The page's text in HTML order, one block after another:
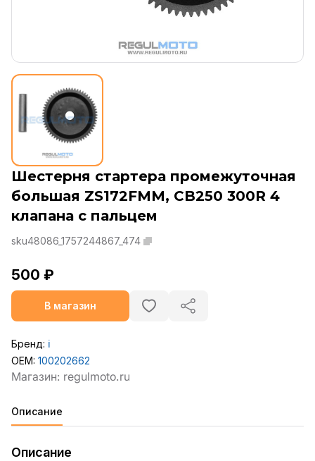
Шестерня стартера промежуточная
большая ZS172FMM, СB250 300R 4
клапана с пальцем
sku48086_1757244867_474
500 ₽
В магазин
Бренд: ℹ️
OEM: 100202662
Описание
Описание